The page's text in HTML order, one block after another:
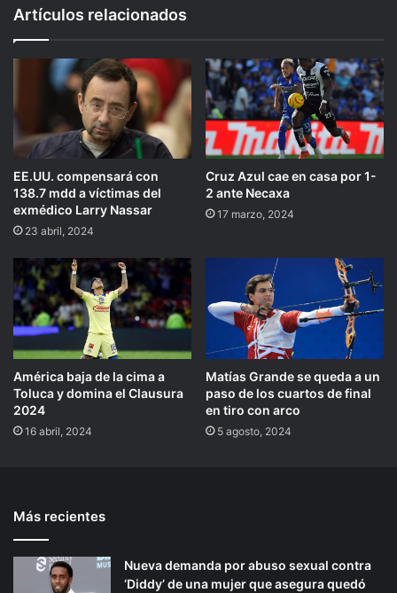
Artículos relacionados
EE.UU. compensará con
138.7 mdd a víctimas del
exmédico Larry Nassar
23 abril, 2024
Cruz Azul cae en casa por 1-
2 ante Necaxa
17 marzo, 2024
América baja de la cima a
Toluca y domina el Clausura
2024
16 abril, 2024
Matías Grande se queda a un
paso de los cuartos de final
en tiro con arco
5 agosto, 2024
Más recientes
Nueva demanda por abuso sexual contra
‘Diddy’ de una mujer que asegura quedó